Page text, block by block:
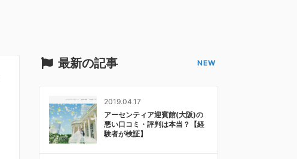
最新の記事
2019.04.17
アーセンティア迎賓館(大阪)の
悪い口コミ・評判は本当？【経
験者が検証】